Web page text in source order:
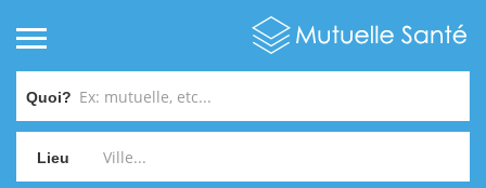
Quoi?
Lieu